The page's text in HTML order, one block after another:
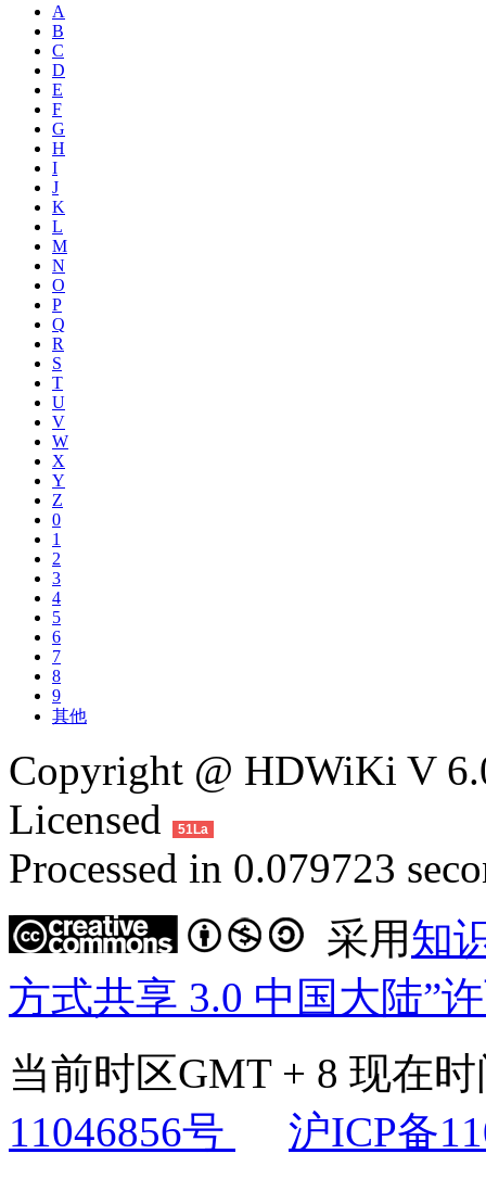
A
B
C
D
E
F
G
H
I
J
K
L
M
N
O
P
Q
R
S
T
U
V
W
X
Y
Z
0
1
2
3
4
5
6
7
8
9
其他
Copyright @ HDWiKi V
Licensed
51La
Processed in 0.079723
采用知
方式共享 3.0 中国大陆”
当前时区GMT + 8 现在
11046856号
沪ICP备